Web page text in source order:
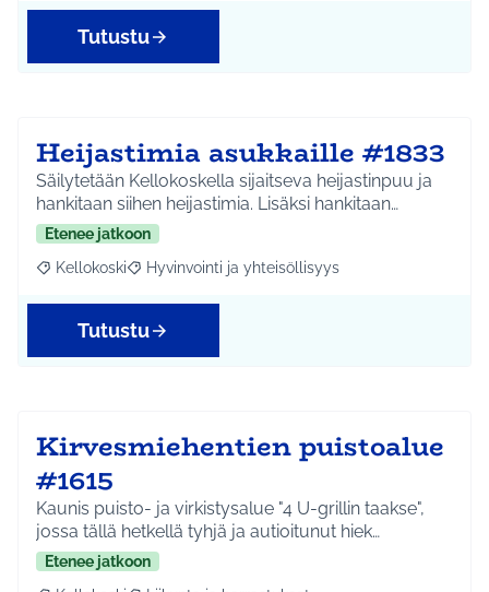
Tutustu
Heijastimia asukkaille #1833
Säilytetään Kellokoskella sijaitseva heijastinpuu ja
hankitaan siihen heijastimia. Lisäksi hankitaan…
Etenee jatkoon
Rajaa tulokset aihepiirin mukaan: Kellokoski
Kellokoski Rajaa tulokset teeman mukaan: Hyvinvointi ja
Hyvinvointi ja yhteisöllisyys
Tutustu
Kirvesmiehentien puistoalue
#1615
Kaunis puisto- ja virkistysalue "4 U-grillin taakse",
jossa tällä hetkellä tyhjä ja autioitunut hiek…
Etenee jatkoon